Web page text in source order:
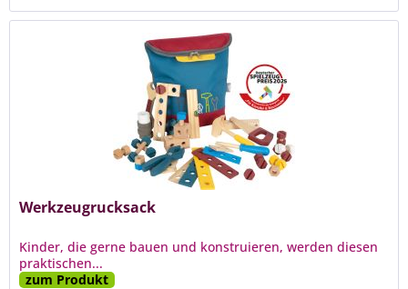
Werkzeugrucksack
Kinder, die gerne bauen und konstruieren, werden diesen
praktischen...
zum Produkt